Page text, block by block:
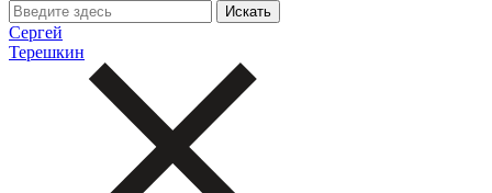
Сергей
Терешкин